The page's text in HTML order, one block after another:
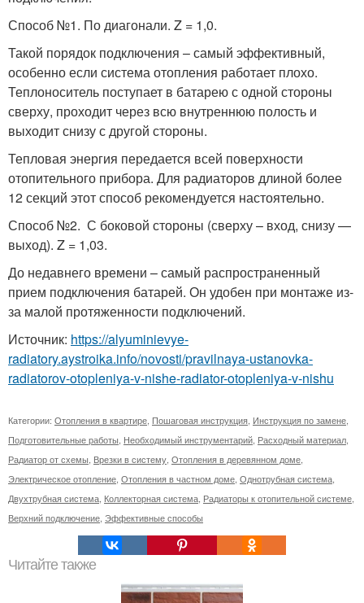
Способ №1. По диагонали. Z = 1,0.
Такой порядок подключения – самый эффективный,
особенно если система отопления работает плохо.
Теплоноситель поступает в батарею с одной стороны
сверху, проходит через всю внутреннюю полость и
выходит снизу с другой стороны.
Тепловая энергия передается всей поверхности
отопительного прибора. Для радиаторов длиной более
12 секций этот способ рекомендуется настоятельно.
Способ №2. С боковой стороны (сверху – вход, снизу —
выход). Z = 1,03.
До недавнего времени – самый распространенный
прием подключения батарей. Он удобен при монтаже из-
за малой протяженности подключений.
Источник: https://alyuminievye-
radiatory.aystroika.info/novosti/pravilnaya-ustanovka-
radiatorov-otopleniya-v-nishe-radiator-otopleniya-v-nishu
Категории: Отопления в квартире Пошаговая инструкция Инструкция по замене
Подготовительные работы Необходимый инструментарий Расходный материал
Радиатор от схемы Врезки в систему Отопления в деревянном доме
Электрическое отопление Отопления в частном доме Однотрубная система
Двухтрубная система Коллекторная система Радиаторы к отопительной системе
Верхний подключение Эффективные способы
Читайте также